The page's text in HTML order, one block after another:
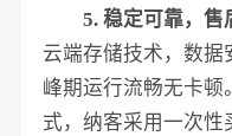
5. 稳定可靠，售
云端存储技术，数据
峰期运行流畅无卡顿
式，纳客采用一次性